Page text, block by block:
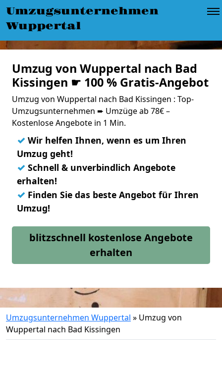
Umzugsunternehmen
Wuppertal
Umzug von Wuppertal nach Bad
Kissingen ☛ 100 % Gratis-Angebot
Umzug von Wuppertal nach Bad Kissingen : Top-
Umzugsunternehmen ➨ Umzüge ab 78€ –
Kostenlose Angebote in 1 Min.
✓ Wir helfen Ihnen, wenn es um Ihren
Umzug geht!
✓ Schnell & unverbindlich Angebote
erhalten!
✓ Finden Sie das beste Angebot für Ihren
Umzug!
blitzschnell kostenlose Angebote
erhalten
Umzugsunternehmen Wuppertal » Umzug von
Wuppertal nach Bad Kissingen